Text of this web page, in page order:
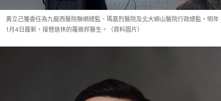
黃立己獲委任為九龍西醫院聯網總監、瑪嘉烈醫院及北大嶼山醫院行政總監，明年
1月4日履新，接替退休的羅振邦醫生。（資料圖片）